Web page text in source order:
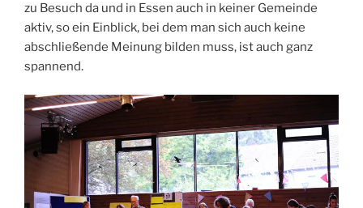
zu Besuch da und in Essen auch in keiner Gemeinde
aktiv, so ein Einblick, bei dem man sich auch keine
abschließende Meinung bilden muss, ist auch ganz
spannend.